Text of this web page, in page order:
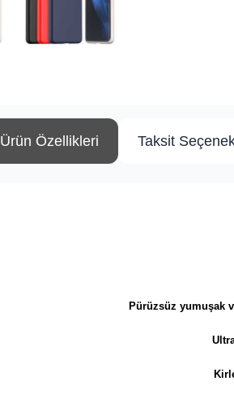
Ürün Özellikleri Taksit
Pürüzsüz yumuşak